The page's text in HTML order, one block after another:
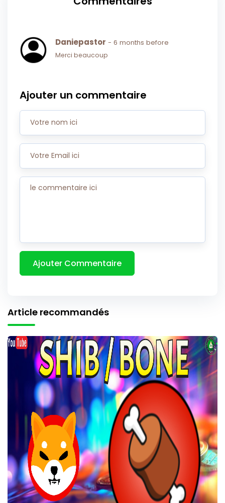
Daniepastor - 6 months before
Merci beaucoup
Ajouter un commentaire
Article recommandés